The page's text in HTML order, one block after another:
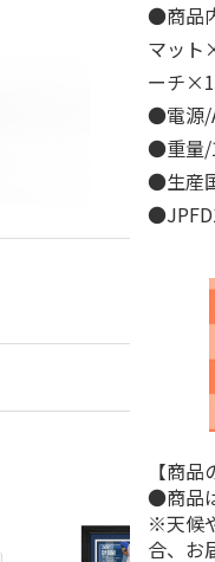
●商品
マット
ーチ
●電源/
●重量
●生産
【商
●商品
※天候
合、お